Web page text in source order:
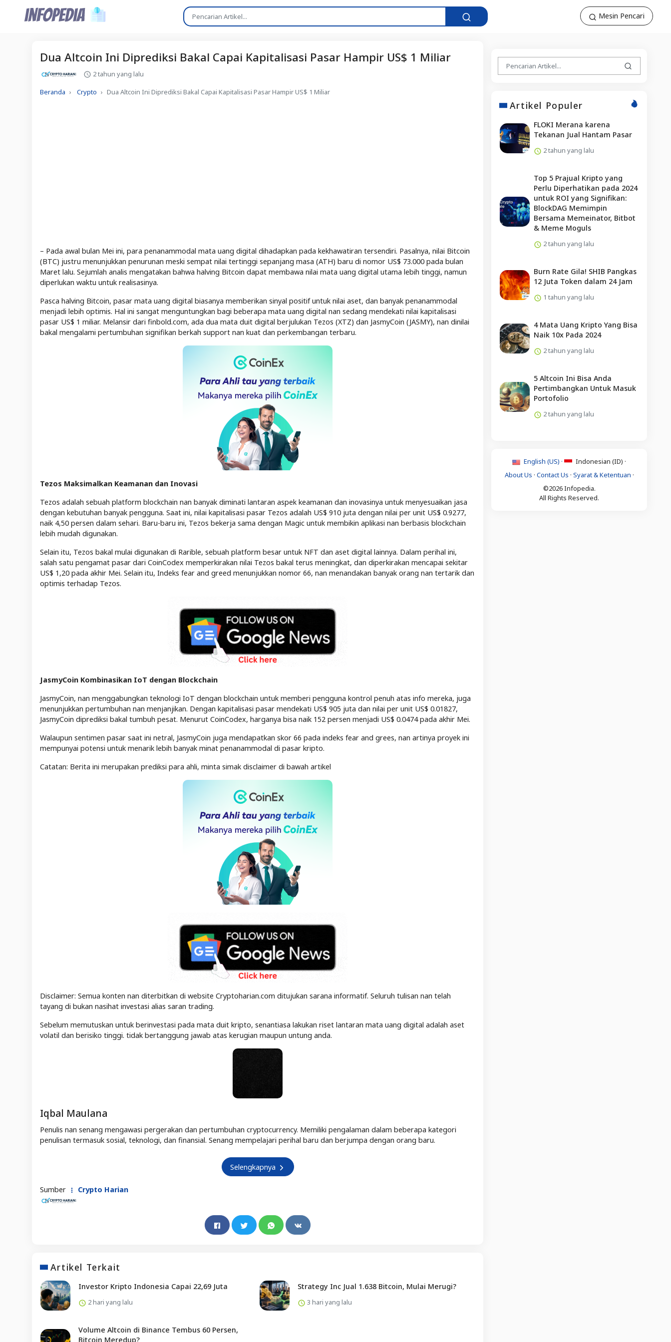
Mesin Pencari
Dua Altcoin Ini Diprediksi Bakal Capai Kapitalisasi Pasar Hampir US$ 1 Miliar
2 tahun yang lalu
Beranda Crypto Dua Altcoin Ini Diprediksi Bakal Capai Kapitalisasi Pasar Hampir US$ 1 Miliar
– Pada awal bulan Mei ini, para penanammodal mata uang digital dihadapkan pada kekhawatiran tersendiri. Pasalnya, nilai Bitcoin
(BTC) justru menunjukkan penurunan meski sempat nilai tertinggi sepanjang masa (ATH) baru di nomor US$ 73.000 pada bulan
Maret lalu. Sejumlah analis mengatakan bahwa halving Bitcoin dapat membawa nilai mata uang digital utama lebih tinggi, namun
diperlukan waktu untuk realisasinya.
Pasca halving Bitcoin, pasar mata uang digital biasanya memberikan sinyal positif untuk nilai aset, dan banyak penanammodal
menjadi lebih optimis. Hal ini sangat menguntungkan bagi beberapa mata uang digital nan sedang mendekati nilai kapitalisasi
pasar US$ 1 miliar. Melansir dari finbold.com, ada dua mata duit digital berjulukan Tezos (XTZ) dan JasmyCoin (JASMY), nan dinilai
bakal mengalami pertumbuhan signifikan berkah support nan kuat dan perkembangan terbaru.
Tezos Maksimalkan Keamanan dan Inovasi
Tezos adalah sebuah platform blockchain nan banyak diminati lantaran aspek keamanan dan inovasinya untuk menyesuaikan jasa
dengan kebutuhan banyak pengguna. Saat ini, nilai kapitalisasi pasar Tezos adalah US$ 910 juta dengan nilai per unit US$ 0.9277,
naik 4,50 persen dalam sehari. Baru-baru ini, Tezos bekerja sama dengan Magic untuk membikin aplikasi nan berbasis blockchain
lebih mudah digunakan.
Selain itu, Tezos bakal mulai digunakan di Rarible, sebuah platform besar untuk NFT dan aset digital lainnya. Dalam perihal ini,
salah satu pengamat pasar dari CoinCodex memperkirakan nilai Tezos bakal terus meningkat, dan diperkirakan mencapai sekitar
US$ 1,20 pada akhir Mei. Selain itu, Indeks fear and greed menunjukkan nomor 66, nan menandakan banyak orang nan tertarik dan
optimis terhadap Tezos.
JasmyCoin Kombinasikan IoT dengan Blockchain
JasmyCoin, nan menggabungkan teknologi IoT dengan blockchain untuk memberi pengguna kontrol penuh atas info mereka, juga
menunjukkan pertumbuhan nan menjanjikan. Dengan kapitalisasi pasar mendekati US$ 905 juta dan nilai per unit US$ 0.01827,
JasmyCoin diprediksi bakal tumbuh pesat. Menurut CoinCodex, harganya bisa naik 152 persen menjadi US$ 0.0474 pada akhir Mei.
Walaupun sentimen pasar saat ini netral, JasmyCoin juga mendapatkan skor 66 pada indeks fear and grees, nan artinya proyek ini
mempunyai potensi untuk menarik lebih banyak minat penanammodal di pasar kripto.
Catatan: Berita ini merupakan prediksi para ahli, minta simak disclaimer di bawah artikel
Disclaimer: Semua konten nan diterbitkan di website Cryptoharian.com ditujukan sarana informatif. Seluruh tulisan nan telah
tayang di bukan nasihat investasi alias saran trading.
Sebelum memutuskan untuk berinvestasi pada mata duit kripto, senantiasa lakukan riset lantaran mata uang digital adalah aset
volatil dan berisiko tinggi. tidak bertanggung jawab atas kerugian maupun untung anda.
Iqbal Maulana
Penulis nan senang mengawasi pergerakan dan pertumbuhan cryptocurrency. Memiliki pengalaman dalam beberapa kategori
penulisan termasuk sosial, teknologi, dan finansial. Senang mempelajari perihal baru dan berjumpa dengan orang baru.
Selengkapnya
Sumber Crypto Harian
Artikel Terkait
Investor Kripto Indonesia Capai 22,69 Juta
2 hari yang lalu
Strategy Inc Jual 1.638 Bitcoin, Mulai Merugi?
3 hari yang lalu
Volume Altcoin di Binance Tembus 60 Persen,
Bitcoin Meredup?
Artikel Populer
FLOKI Merana karena
Tekanan Jual Hantam Pasar
2 tahun yang lalu
Top 5 Prajual Kripto yang
Perlu Diperhatikan pada 2024
untuk ROI yang Signifikan:
BlockDAG Memimpin
Bersama Memeinator, Bitbot
& Meme Moguls
2 tahun yang lalu
Burn Rate Gila! SHIB Pangkas
12 Juta Token dalam 24 Jam
1 tahun yang lalu
4 Mata Uang Kripto Yang Bisa
Naik 10x Pada 2024
2 tahun yang lalu
5 Altcoin Ini Bisa Anda
Pertimbangkan Untuk Masuk
Portofolio
2 tahun yang lalu
English (US) ·
Indonesian (ID) ·
About Us · Contact Us · Syarat & Ketentuan ·
©2026 Infopedia.
All Rights Reserved.